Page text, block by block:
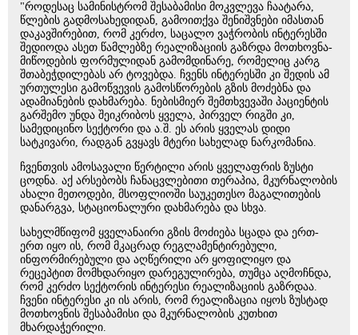
"როდესაც სამინისტრომ შესაბამისი მოკვლევა ჩაატარა,
წლების გადმოსახედიდან, გამოითქვა შენიშვნები იმასთან
დაკავშირებით, რომ კერძო, საცალო ვაჭრობის ინტერესში
შედიოდა ასეთ წამლებზე რეალიზაციის გაზრდა მოთხოვნა-
მიწოდების ფორმულიდან გამომდინარე, რომელიც კარგ
შთაბეჭდილებას არ ტოვებდა. ჩვენს ინტერესში კი შედის ამ
ურთულესი გამოწვევის გამოსწორების გზის მოძებნა და
ადამიანების დახმარება. ნებისმიერ შემთხვევაში პაციენტის
გარშემო უნდა შეიკრიბოს ყველა, პირველ რიგში კი,
სამედიცინო სექტორი და ა.შ. ეს არის ყველას დიდი
სატკივარი, რადგან გვყავს მტერი სახელად ნარკომანია.
ჩვენთვის ამოსავალი წერტილი არის ყველაფრის ზუსტი
ცოდნა. აქ არსებობს ჩანაცვლებითი თერაპია, მკურნალობის
ახალი მეთოდები, მსოფლიოში საუკეთესო მაგალითების
დანარგვა, სტაციონალური დახმარება და სხვა.
სახელმწიფომ ყველანაირი გზის მოძიება სცადა და ერთ-
ერთ იყო ის, რომ მკაცრად რეგლამენტირებული,
ინფორმირებული და აღწერილი არ ყოფილიყო და
რეცეპტით მომხდარიყო დარეგულირება, თუმცა აღმოჩნდა,
რომ კერძო სექტორის ინტერესი რეალიზაციის გაზრდაა.
ჩვენი ინტერესი კი ის არის, რომ რეალიზაცია იყოს ზუსტად
მოთხოვნის შესაბამისი და მკურნალობის კუთხით
მხარდაჭერილი.